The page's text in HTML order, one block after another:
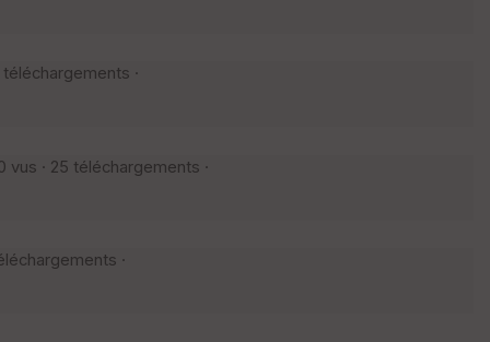
téléchargements ·
vus · 25 téléchargements ·
·